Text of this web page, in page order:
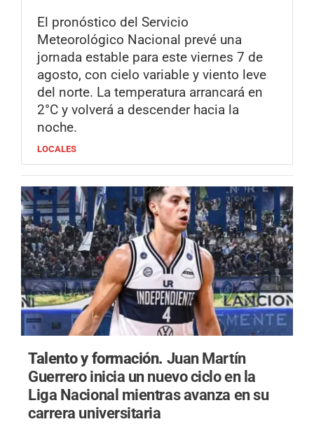
El pronóstico del Servicio
Meteorológico Nacional prevé una
jornada estable para este viernes 7 de
agosto, con cielo variable y viento leve
del norte. La temperatura arrancará en
2°C y volverá a descender hacia la
noche.
LOCALES
Talento y formación. Juan Martín
Guerrero inicia un nuevo ciclo en la
Liga Nacional mientras avanza en su
carrera universitaria